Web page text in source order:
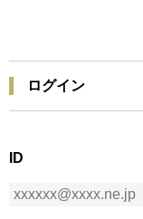
ログイン
ID